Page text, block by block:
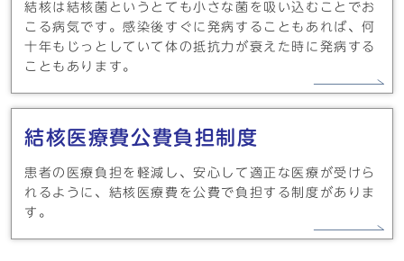
結核は結核菌というとても小さな菌を吸い込むことでお
こる病気です。感染後すぐに発病することもあれば、何
十年もじっとしていて体の抵抗力が衰えた時に発病する
こともあります。
結核医療費公費負担制度
患者の医療負担を軽減し、安心して適正な医療が受けら
れるように、結核医療費を公費で負担する制度がありま
す。